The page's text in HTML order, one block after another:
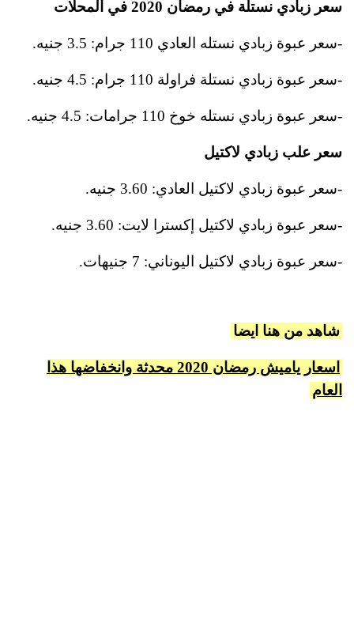
سعر زبادي نستلة في رمضان 2020 في المحلات
-سعر عبوة زبادي نستله العادي 110 جرام: 3.5 جنيه.
-سعر عبوة زبادي نستلة فراولة 110 جرام: 4.5 جنيه.
-سعر عبوة زبادي نستله خوخ 110 جرامات: 4.5 جنيه.
سعر علب زبادي لاكتيل
-سعر عبوة زبادي لاكتيل العادي: 3.60 جنيه.
-سعر عبوة زبادي لاكتيل إكسترا لايت: 3.60 جنيه.
-سعر عبوة زبادي لاكتيل اليوناني: 7 جنيهات.
شاهد من هنا ايضا
اسعار ياميش رمضان 2020 محدثة وانخفاضها هذا
العام